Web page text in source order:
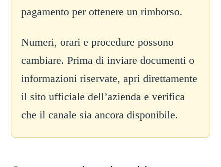
pagamento per ottenere un rimborso.
Numeri, orari e procedure possono
cambiare. Prima di inviare documenti o
informazioni riservate, apri direttamente
il sito ufficiale dell’azienda e verifica
che il canale sia ancora disponibile.